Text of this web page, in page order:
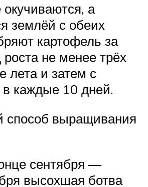
а
землёй с обеих
картофель за
не менее трёх
лета и затем с
каждые 10 дней.
способ выращивания
сентября —
высохшая ботва